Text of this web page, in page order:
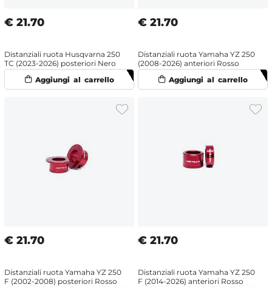
€ 21.70
Distanziali ruota Husqvarna 250
TC (2023-2026) posteriori Nero
€ 21.70
Distanziali ruota Yamaha YZ 250
(2008-2026) anteriori Rosso
€ 21.70
Distanziali ruota Yamaha YZ 250
F (2002-2008) posteriori Rosso
€ 21.70
Distanziali ruota Yamaha YZ 250
F (2014-2026) anteriori Rosso